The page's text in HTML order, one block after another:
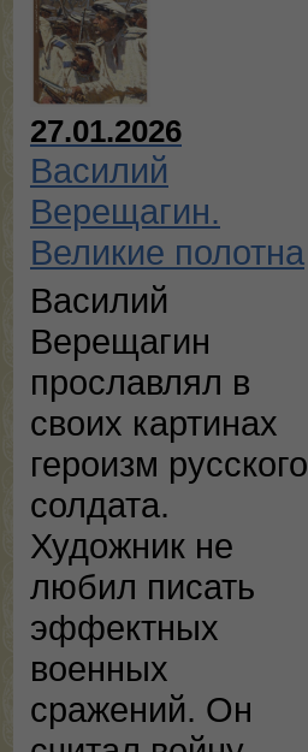
27.01.2026
Василий
Верещагин.
Великие полотна
Василий
Верещагин
прославлял в
своих картинах
героизм русского
солдата.
Художник не
любил писать
эффектных
военных
сражений. Он